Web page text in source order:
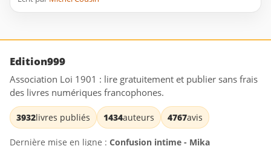
Edition999
Association Loi 1901 : lire gratuitement et publier sans frais
des livres numériques francophones.
3932livres publiés 1434auteurs 4767avis
Dernière mise en ligne : Confusion intime - Mika